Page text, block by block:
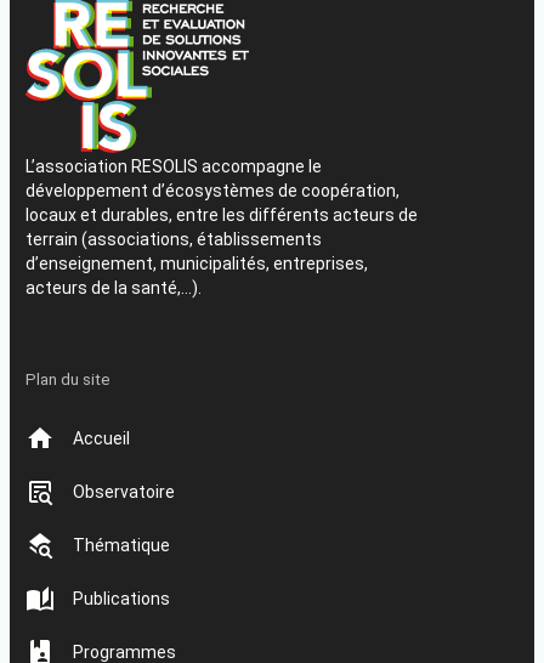
L’association RESOLIS accompagne le
développement d’écosystèmes de coopération,
locaux et durables, entre les différents acteurs de
terrain (associations, établissements
d’enseignement, municipalités, entreprises,
acteurs de la santé,…).
Plan du site
Accueil
Observatoire
Thématique
Publications
Programmes